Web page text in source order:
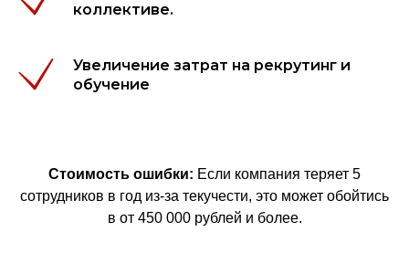
коллективе.
Увеличение затрат на рекрутинг и
обучение
Стоимость ошибки: Если компания теряет 5
сотрудников в год из-за текучести, это может обойтись
в от 450 000 рублей и более.